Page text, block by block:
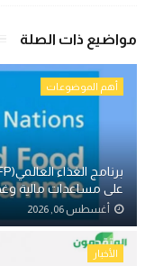
مواضيع ذات الصلة
أهم الموضوعات
على مساعدات مالية
أغسطس 06, 2026
الأخبار